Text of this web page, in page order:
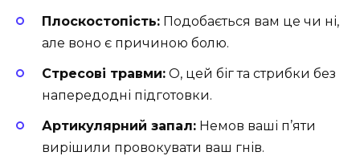
Плоскостопість: Подобається вам це чи ні,
але воно є причиною болю.
Стресові травми: О, цей біг та стрибки без
напередодні підготовки.
Артикулярний запал: Немов ваші п’яти
вирішили провокувати ваш гнів.